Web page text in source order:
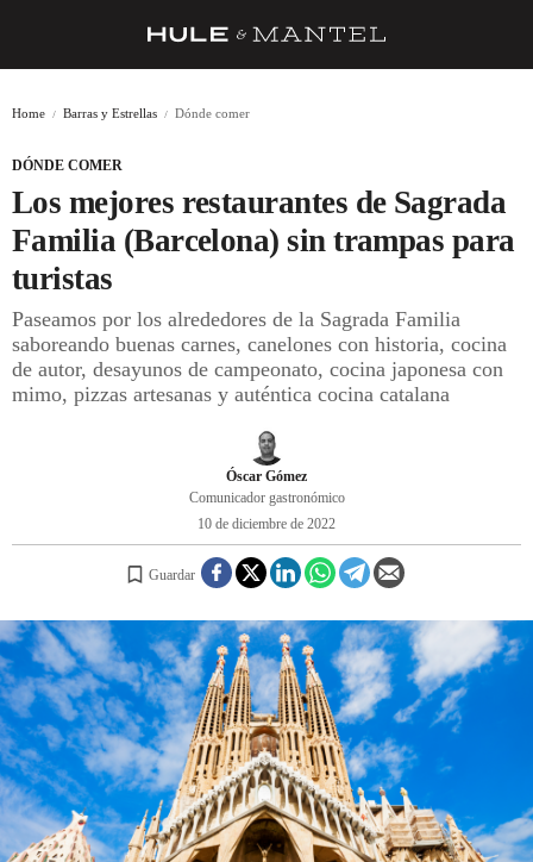
BARRAS Y ESTRELLAS
DÓNDE COMER
ÍDOLOS DE MESAS
CUADERNO DE VIAJE
INICIAR SESIÓN
Home Barras y Estrellas Dónde comer
DÓNDE COMER
Los mejores restaurantes de Sagrada
Familia (Barcelona) sin trampas para
turistas
Paseamos por los alrededores de la Sagrada Familia
saboreando buenas carnes, canelones con historia, cocina
de autor, desayunos de campeonato, cocina japonesa con
mimo, pizzas artesanas y auténtica cocina catalana
Óscar Gómez
Comunicador gastronómico
10 de diciembre de 2022
Guardar